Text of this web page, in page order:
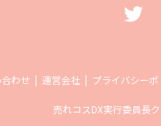
わせ 運営会社 プライバシーポ
売れコスDX実行委員長